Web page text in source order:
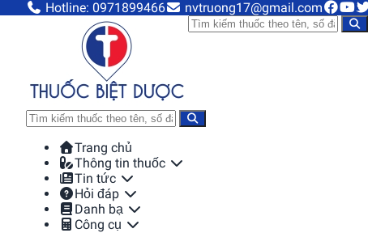
Hotline: 0971899466 nvtruong17@gmail.com
Trang chủ
Thông tin thuốc
Tin tức
Hỏi đáp
Danh bạ
Công cụ